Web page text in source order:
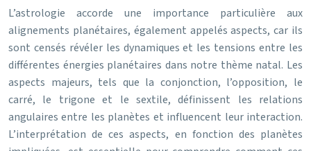
L’astrologie accorde une importance particulière aux
alignements planétaires, également appelés aspects, car ils
sont censés révéler les dynamiques et les tensions entre les
différentes énergies planétaires dans notre thème natal. Les
aspects majeurs, tels que la conjonction, l’opposition, le
carré, le trigone et le sextile, définissent les relations
angulaires entre les planètes et influencent leur interaction.
L’interprétation de ces aspects, en fonction des planètes